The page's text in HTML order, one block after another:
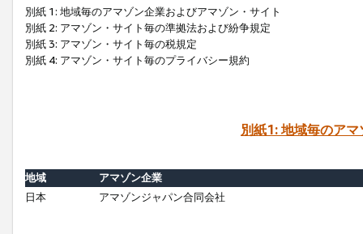
別紙 1: 地域毎のアマゾン企業およびアマゾン・サイト
別紙 2: アマゾン・サイト毎の準拠法および紛争規定
別紙 3: アマゾン・サイト毎の税規定
別紙 4: アマゾン・サイト毎のプライバシー規約
別紙1: 地域毎のア
地域
アマゾン企業
日本
アマゾンジャパン合同会社